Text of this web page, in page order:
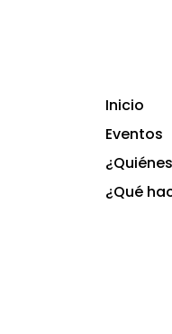
Inicio
Eventos
¿Qué